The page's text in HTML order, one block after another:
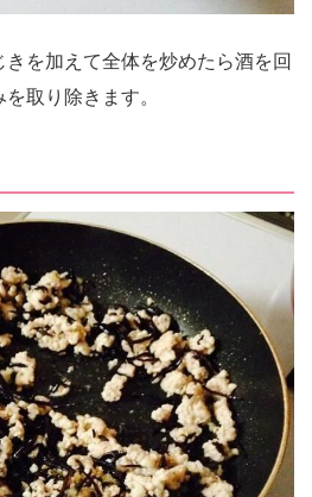
きを加えて全体を炒めたら酒を回
取り除きます。